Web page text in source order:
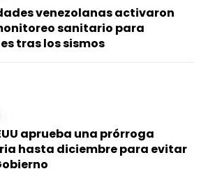
venezolanas activaron
sanitario para
tras los sismos
aprueba una prórroga
hasta diciembre para evitar